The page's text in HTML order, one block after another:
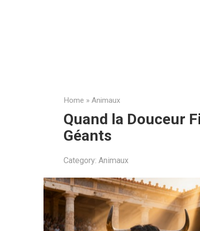
Home » Animaux
Quand la Douceur
Géants
Category: Animaux